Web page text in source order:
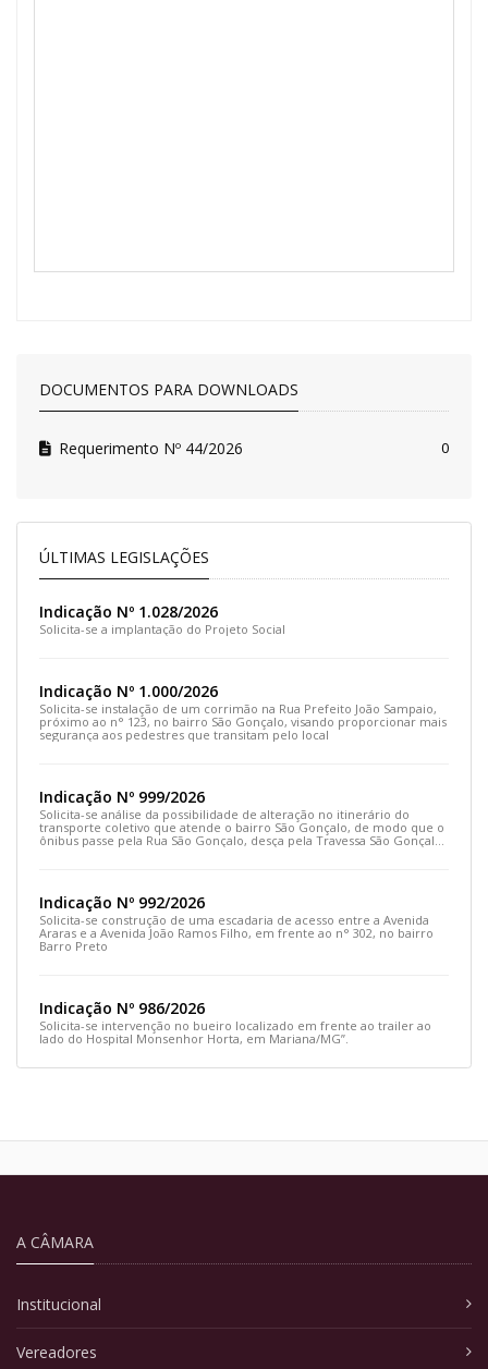
DOCUMENTOS PARA DOWNLOADS
Requerimento Nº 44/2026 0
ÚLTIMAS LEGISLAÇÕES
Indicação Nº 1.028/2026
Solicita-se a implantação do Projeto Social
Indicação Nº 1.000/2026
Solicita-se instalação de um corrimão na Rua Prefeito João Sampaio,
próximo ao n° 123, no bairro São Gonçalo, visando proporcionar mais
segurança aos pedestres que transitam pelo local
Indicação Nº 999/2026
Solicita-se análise da possibilidade de alteração no itinerário do
transporte coletivo que atende o bairro São Gonçalo, de modo que o
ônibus passe pela Rua São Gonçalo, desça pela Travessa São Gonçalo
Indicação Nº 992/2026
Solicita-se construção de uma escadaria de acesso entre a Avenida
Araras e a Avenida João Ramos Filho, em frente ao n° 302, no bairro
Barro Preto
Indicação Nº 986/2026
Solicita-se intervenção no bueiro localizado em frente ao trailer ao
lado do Hospital Monsenhor Horta, em Mariana/MG”.
A CÂMARA
Institucional
Vereadores